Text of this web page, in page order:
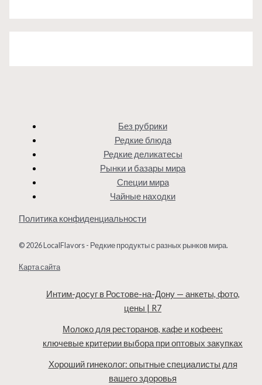
Без рубрики
Редкие блюда
Редкие деликатесы
Рынки и базары мира
Специи мира
Чайные находки
Политика конфиденциальности
© 2026 LocalFlavors - Редкие продукты с разных рынков мира.
Карта сайта
Интим-досуг в Ростове-на-Дону — анкеты, фото,
цены | R7
Молоко для ресторанов, кафе и кофеен:
ключевые критерии выбора при оптовых закупках
Хороший гинеколог: опытные специалисты для
вашего здоровья